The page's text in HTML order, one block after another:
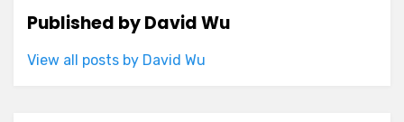
Published byDavid Wu
View all posts by David Wu